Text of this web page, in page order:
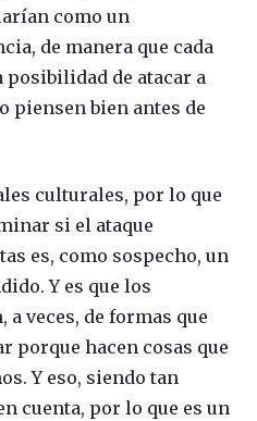
como un
de manera que cada
posibilidad de atacar a
piensen bien antes de
culturales, por lo que
si el ataque
es, como sospecho, un
Y es que los
veces, de formas que
porque hacen cosas que
Y eso, siendo tan
cuenta, por lo que es un